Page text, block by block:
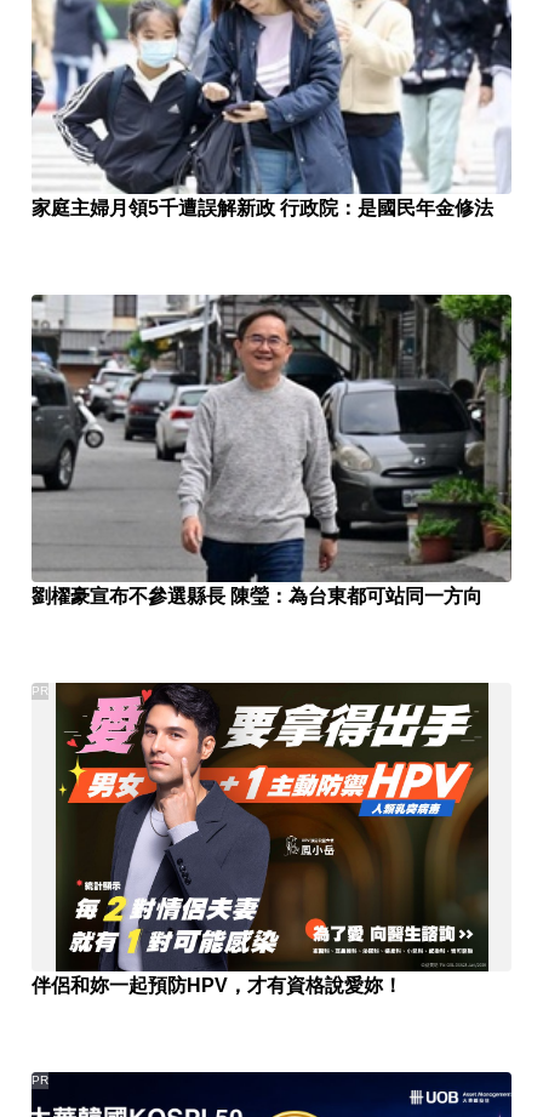
家庭主婦月領5千遭誤解新政 行政院：是國民年金修法
劉櫂豪宣布不參選縣長 陳瑩：為台東都可站同一方向
伴侶和妳一起預防HPV，才有資格說愛妳！
PR
PR